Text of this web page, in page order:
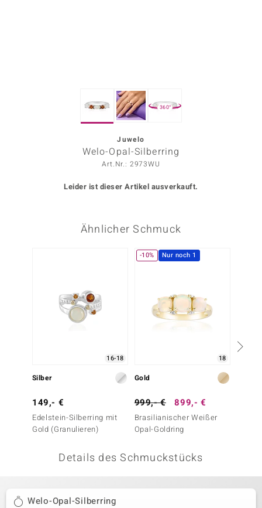
BY DE MELO
360°
Juwelo
Welo-Opal-Silberring
Art.Nr.: 2973WU
Leider ist dieser Artikel ausverkauft.
Ähnlicher Schmuck
16-18
Silber
149,- €
Edelstein-Silberring mit
Gold (Granulieren)
-10% Nur noch 1
18
Gold
999,- € 899,- €
Brasilianischer Weißer
Opal-Goldring
Details des Schmuckstücks
Welo-Opal-Silberring